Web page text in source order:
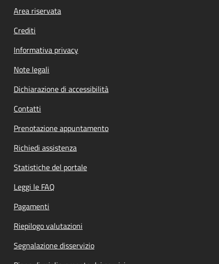
Footer menu
Area riservata
Crediti
Informativa privacy
Note legali
Dichiarazione di accessibilità
Contatti
Prenotazione appuntamento
Richiedi assistenza
Statistiche del portale
Leggi le FAQ
Pagamenti
Riepilogo valutazioni
Segnalazione disservizio